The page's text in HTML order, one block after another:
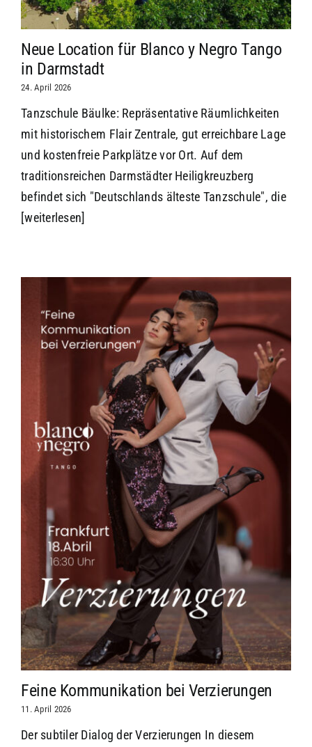
Neue Location für Blanco y Negro Tango
in Darmstadt
24. April 2026
Tanzschule Bäulke: Repräsentative Räumlichkeiten
mit historischem Flair Zentrale, gut erreichbare Lage
und kostenfreie Parkplätze vor Ort. Auf dem
traditionsreichen Darmstädter Heiligkreuzberg
befindet sich "Deutschlands älteste Tanzschule", die
[weiterlesen]
Feine Kommunikation bei Verzierungen
11. April 2026
Der subtiler Dialog der Verzierungen In diesem